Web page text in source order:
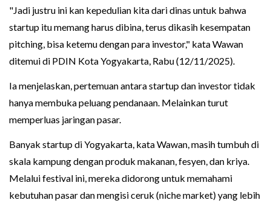
"Jadi justru ini kan kepedulian kita dari dinas untuk bahwa
startup itu memang harus dibina, terus dikasih kesempatan
pitching, bisa ketemu dengan para investor," kata Wawan
ditemui di PDIN Kota Yogyakarta, Rabu (12/11/2025).
Ia menjelaskan, pertemuan antara startup dan investor tidak
hanya membuka peluang pendanaan. Melainkan turut
memperluas jaringan pasar.
Banyak startup di Yogyakarta, kata Wawan, masih tumbuh di
skala kampung dengan produk makanan, fesyen, dan kriya.
Melalui festival ini, mereka didorong untuk memahami
kebutuhan pasar dan mengisi ceruk (niche market) yang lebih